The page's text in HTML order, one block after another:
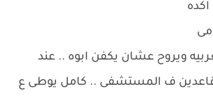
ويروح عشان يكفن ابوه .. عند
ف المستشفى .. كامل يوطى ع